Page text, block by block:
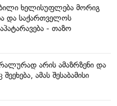
ხელისუფლება მორიგ
და საქართველოს
- თაზო
არის ამაზრზენი და
ამას შესაბამისი